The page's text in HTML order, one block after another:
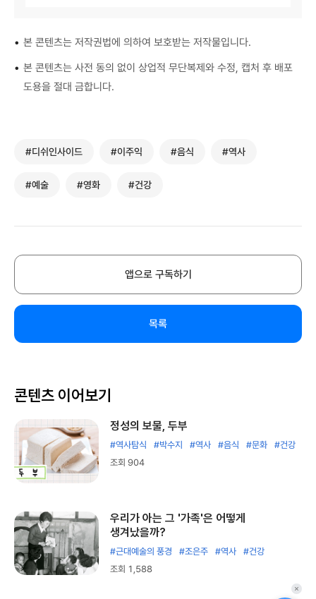
• 본 콘텐츠는 저작권법에 의하여 보호받는 저작물입니다.
• 본 콘텐츠는 사전 동의 없이 상업적 무단복제와 수정, 캡처 후 배포
도용을 절대 금합니다.
#디쉬인사이드 #이주익 #음식 #역사
#예술 #영화 #건강
앱으로 구독하기
목록
콘텐츠 이어보기
정성의 보물, 두부
#역사탐식 #박수지 #역사 #음식 #문화
#건강
조회 904
우리가 아는 그 '가족'은 어떻게
생겨났을까?
#근대예술의 풍경 #조은주 #역사
#건강
조회 1,588
퀵